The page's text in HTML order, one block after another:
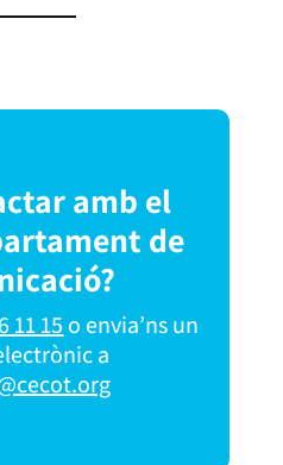
amb el
de
11 15 o envia’ns un
a